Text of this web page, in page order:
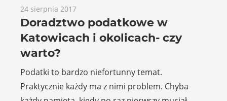
24 sierpnia 2017
Doradztwo podatkowe w
Katowicach i okolicach- czy
warto?
Podatki to bardzo niefortunny temat.
Praktycznie każdy ma z nimi problem. Chyba